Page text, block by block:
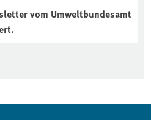
vom Umweltbundesamt